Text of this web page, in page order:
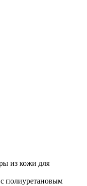
из кожи для
полиуретановым